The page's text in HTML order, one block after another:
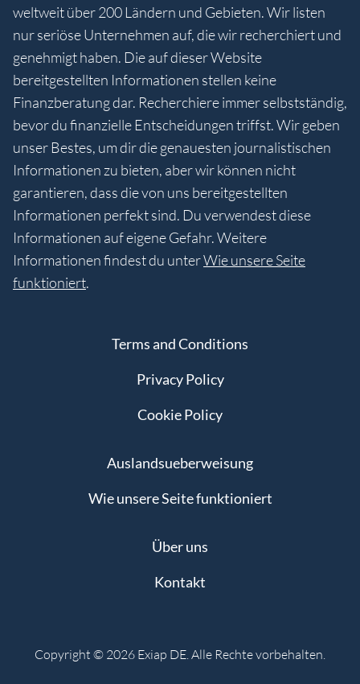
weltweit über 200 Ländern und Gebieten. Wir listen
nur seriöse Unternehmen auf, die wir recherchiert und
genehmigt haben. Die auf dieser Website
bereitgestellten Informationen stellen keine
Finanzberatung dar. Recherchiere immer selbstständig,
bevor du finanzielle Entscheidungen triffst. Wir geben
unser Bestes, um dir die genauesten journalistischen
Informationen zu bieten, aber wir können nicht
garantieren, dass die von uns bereitgestellten
Informationen perfekt sind. Du verwendest diese
Informationen auf eigene Gefahr. Weitere
Informationen findest du unterWie unsere Seite
funktioniert.
Terms and Conditions
Privacy Policy
Cookie Policy
Auslandsueberweisung
Wie unsere Seite funktioniert
Über uns
Kontakt
Copyright © 2026 Exiap DE. Alle Rechte vorbehalten.